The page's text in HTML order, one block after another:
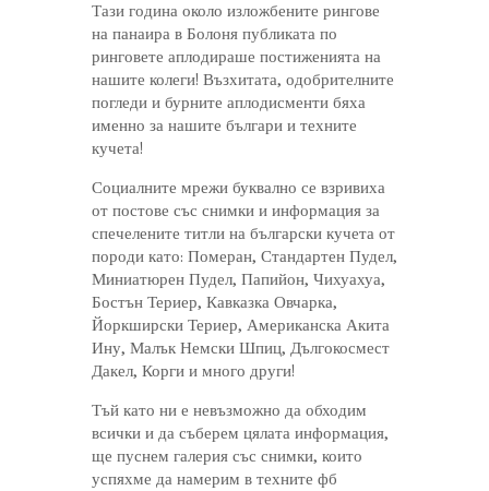
Тази година около изложбените рингове
на панаира в Болоня публиката по
ринговете аплодираше постиженията на
нашите колеги! Възхитата, одобрителните
погледи и бурните аплодисменти бяха
именно за нашите българи и техните
кучета!
Социалните мрежи буквално се взривиха
от постове със снимки и информация за
спечелените титли на български кучета от
породи като: Померан, Стандартен Пудел,
Миниатюрен Пудел, Папийон, Чихуахуа,
Бостън Териер, Кавказка Овчарка,
Йоркширски Териер, Американска Акита
Ину, Малък Немски Шпиц, Дългокосмест
Дакел, Корги и много други!
Тъй като ни е невъзможно да обходим
всички и да съберем цялата информация,
ще пуснем галерия със снимки, които
успяхме да намерим в техните фб